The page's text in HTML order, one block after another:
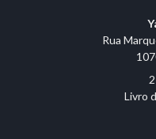
Rua
Livro